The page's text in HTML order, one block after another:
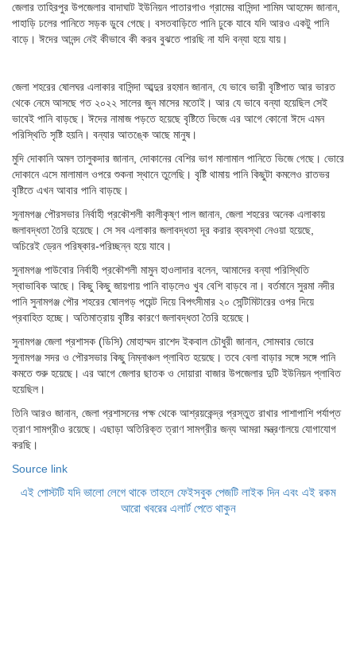
জেলার তাহিরপুর উপজেলার বাদাঘাট ইউনিয়ন পাতারগাও গ্রামের বাসিন্দা শামিম আহমেদ জানান,
পাহাড়ি ঢলের পানিতে সড়ক ডুবে গেছে। বসতবাড়িতে পানি ঢুকে যাবে যদি আরও একটু পানি
বাড়ে। ঈদের আনন্দ নেই কীভাবে কী করব বুঝতে পারছি না যদি বন্যা হয়ে যায়।
জেলা শহরের ষোলঘর এলাকার বাসিন্দা আব্দুর রহমান জানান, যে ভাবে ভারী বৃষ্টিপাত আর ভারত
থেকে নেমে আসছে গত ২০২২ সালের জুন মাসের মতোই। আর যে ভাবে বন্যা হয়েছিল সেই
ভাবেই পানি বাড়ছে। ঈদের নামাজ পড়তে হয়েছে বৃষ্টিতে ভিজে এর আগে কোনো ঈদে এমন
পরিস্থিতি সৃষ্টি হয়নি। বন্যার আতঙ্কে আছে মানুষ।
মুদি দোকানি অমল তালুকদার জানান, দোকানের বেশির ভাগ মালামাল পানিতে ভিজে গেছে। ভোরে
দোকানে এসে মালামাল ওপরে শুকনা স্থানে তুলেছি। বৃষ্টি থামায় পানি কিছুটা কমলেও রাতভর
বৃষ্টিতে এখন আবার পানি বাড়ছে।
সুনামগঞ্জ পৌরসভার নির্বাহী প্রকৌশলী কালীকৃষ্ণ পাল জানান, জেলা শহরের অনেক এলাকায়
জলাবদ্ধতা তৈরি হয়েছে। সে সব এলাকার জলাবদ্ধতা দূর করার ব্যবস্থা নেওয়া হয়েছে,
অচিরেই ড্রেন পরিষ্কার-পরিচ্ছন্ন হয়ে যাবে।
সুনামগঞ্জ পাউবোর নির্বাহী প্রকৌশলী মামুন হাওলাদার বলেন, আমাদের বন্যা পরিস্থিতি
স্বাভাবিক আছে। কিছু কিছু জায়গায় পানি বাড়লেও খুব বেশি বাড়বে না। বর্তমানে সুরমা নদীর
পানি সুনামগঞ্জ পৌর শহরের ষোলগড় পয়েন্ট দিয়ে বিপৎসীমার ২০ সেন্টিমিটারের ওপর দিয়ে
প্রবাহিত হচ্ছে। অতিমাত্রায় বৃষ্টির কারণে জলাবদ্ধতা তৈরি হয়েছে।
সুনামগঞ্জ জেলা প্রশাসক (ডিসি) মোহাম্মদ রাশেদ ইকবাল চৌধুরী জানান, সোমবার ভোরে
সুনামগঞ্জ সদর ও পৌরসভার কিছু নিম্নাঞ্চল প্লাবিত হয়েছে। তবে বেলা বাড়ার সঙ্গে সঙ্গে পানি
কমতে শুরু হয়েছে। এর আগে জেলার ছাতক ও দোয়ারা বাজার উপজেলার দুটি ইউনিয়ন প্লাবিত
হয়েছিল।
তিনি আরও জানান, জেলা প্রশাসনের পক্ষ থেকে আশ্রয়কেন্দ্র প্রস্তুত রাখার পাশাপাশি পর্যাপ্ত
ত্রাণ সামগ্রীও রয়েছে। এছাড়া অতিরিক্ত ত্রাণ সামগ্রীর জন্য আমরা মন্ত্রণালয়ে যোগাযোগ
করছি।
Source link
এই পোস্টটি যদি ভালো লেগে থাকে তাহলে ফেইসবুক পেজটি লাইক দিন এবং এই রকম
আরো খবরের এলার্ট পেতে থাকুন